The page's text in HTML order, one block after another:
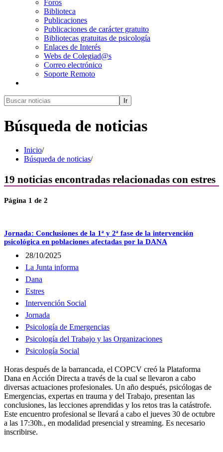
Foros
Biblioteca
Publicaciones
Publicaciones de carácter gratuito
Bibliotecas gratuitas de psicología
Enlaces de Interés
Webs de Colegiad@s
Correo electrónico
Soporte Remoto
Ir
Búsqueda de noticias
Inicio/
Búsqueda de noticias/
19 noticias encontradas relacionadas con estres
Página 1 de 2
Jornada: Conclusiones de la 1ª y 2ª fase de la intervención
psicológica en poblaciones afectadas por la DANA
28/10/2025
La Junta informa
Dana
Estres
Intervención Social
Jornada
Psicología de Emergencias
Psicología del Trabajo y las Organizaciones
Psicología Social
Horas después de la barrancada, el COPCV creó la Plataforma
Dana en Acción Directa a través de la cual se llevaron a cabo
diversas actuaciones profesionales. Un año después, psicólogas de
Emergencias, expertas en trauma y del Trabajo, presentan las
conclusiones, las lecciones aprendidas y los retos tras la catástrofe.
Este encuentro profesional se llevará a cabo el jueves 30 de octubre
a las 17:30h., en modalidad presencial y streaming. Es necesario
inscribirse.